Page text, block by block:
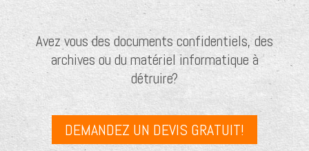
Avez vous des documents confidentiels, des
archives ou du matériel informatique à
détruire?
DEMANDEZ UN DEVIS GRATUIT!